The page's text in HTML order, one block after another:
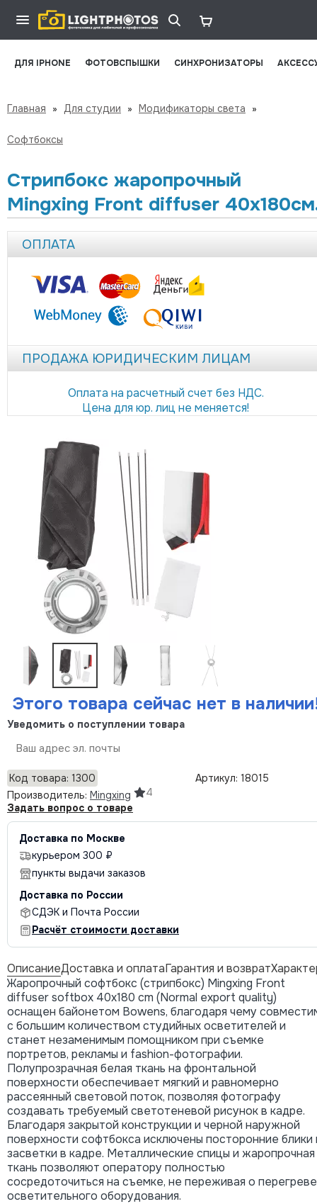
ДЛЯ IPHONE ФОТОВСПЫШКИ СИНХРОНИЗАТОРЫ
Главная » Для студии » Модификаторы света »
Софтбоксы
Стрипбокс жаропрочный
Mingxing Front diffuser
ОПЛАТА
ПРОДАЖА ЮРИДИЧЕСКИМ ЛИЦАМ
Оплата на расчетный счет без НДС.
Цена для юр. лиц не меняется!
Этого товара сейчас нет в
Уведомить о поступлении товара
Код товара: 1300
Артикул: 18015
Производитель: Mingxing
4
Задать вопрос о товаре
Доставка по Москве
курьером 300 ₽
пункты выдачи заказов
Доставка по России
СДЭК и Почта России
Расчёт стоимости доставки
ОписаниеДоставка и оплатаГарантия и возврат
Жаропрочный cофтбокс (стрипбокс) Mingxing Front
diffuser softbox 40x180 cm (Normal export quality)
оснащен байонетом Bowens, благодаря чему
с большим количеством студийных осветителей и
станет незаменимым помощником при съемке
портретов, рекламы и fashion-фотографии.
Полупрозрачная белая ткань на фронтальной
поверхности обеспечивает мягкий и равномерно
рассеянный световой поток, позволяя фотографу
создавать требуемый светотеневой рисунок в кадре.
Благодаря закрытой конструкции и черной наружной
поверхности софтбокса исключены посторонние блики
засветки в кадре. Металлические спицы и жаропрочная
ткань позволяют оператору полностью
сосредоточиться на съемке, не переживая о перегреве
осветительного оборудования.